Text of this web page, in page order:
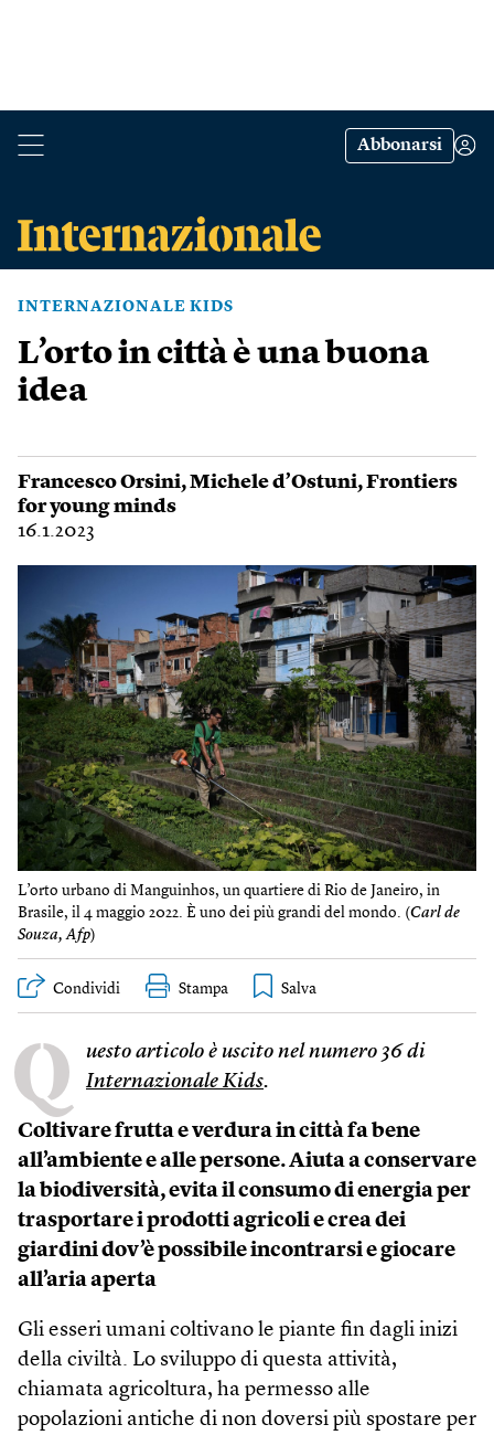
Abbonarsi
INTERNAZIONALE KIDS
L’orto in città è una buona
idea
Francesco Orsini,Michele d’Ostuni,Frontiers
for young minds
16.1.2023
L’orto urbano di Manguinhos, un quartiere di Rio de Janeiro, in
Brasile, il 4 maggio 2022. È uno dei più grandi del mondo. (Carl de
Souza, Afp)
Condividi Stampa
Q
uesto articolo è uscito nel numero 36 di
Internazionale Kids.
Coltivare frutta e verdura in città fa bene
all’ambiente e alle persone. Aiuta a conservare
la biodiversità, evita il consumo di energia per
trasportare i prodotti agricoli e crea dei
giardini dov’è possibile incontrarsi e giocare
all’aria aperta
Gli esseri umani coltivano le piante fin dagli inizi
della civiltà. Lo sviluppo di questa attività,
chiamata agricoltura, ha permesso alle
popolazioni antiche di non doversi più spostare per